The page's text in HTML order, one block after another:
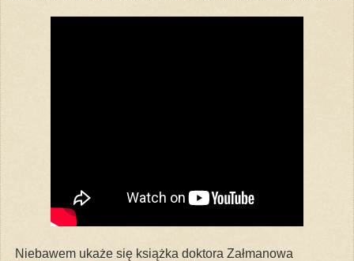
Niebawem ukaże się książka doktora Załmanowa